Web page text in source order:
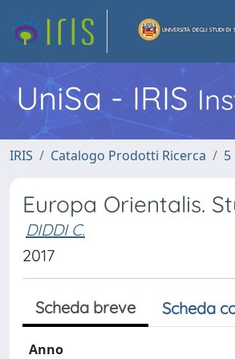
UniSa - IRIS
IRIS Catalogo Prodotti Ricerca 5
Europa Orientalis.
DIDDI C.
2017
Scheda breve Scheda
Anno